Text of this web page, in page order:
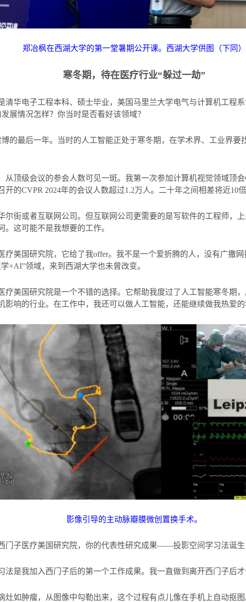
郑冶枫在西湖大学的第一堂暑期公开课。西湖大学供图（下同）
寒冬期，待在医疗行业“躲过一劫”
清华电子工程本科、硕士毕业，美国马里兰大学电气与计算机工程
发展情况怎样？你当时是否看好该领域？
的最后一年。当时的人工智能正处于寒冬期，在学术界、工业界要
从顶级会议的参会人数可见一斑。我第一次参加计算机视觉领域顶会
开的CVPR 2024年的会议人数超过1.2万人。二十年之间相差将近10
尔街或者互联网公司。但互联网公司更需要的是写软件的工程师，
。这可能不是我想要的工作。
疗美国研究院，它给了我offer。我不是一个爱折腾的人，没有广撒
+AI”领域，来到西湖大学也未曾改变。
疗美国研究院是一个不错的选择。它帮助我度过了人工智能寒冬期
影响的行业。在工作中，我还可以做人工智能，还能继续做我热爱
影像引导的主动脉瓣膜微创置换手术。
门子医疗美国研究院，你的代表性研究成果——投影空间学习法诞
法是我加入西门子后的第一个工作成果。我一直做到离开西门子后
灶如肿瘤，从图像中勾勒出来，这个过程有点儿像在手机上自动抠